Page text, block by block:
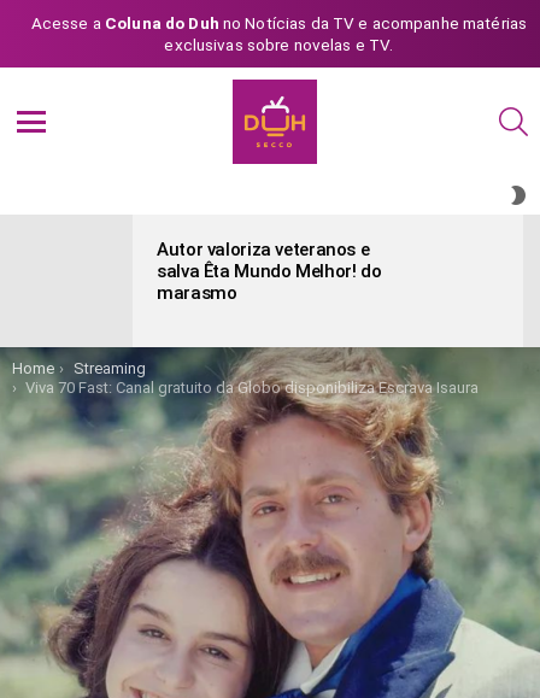
Acesse a Coluna do Duh no Notícias da TV e acompanhe matérias
exclusivas sobre novelas e TV.
Autor valoriza veteranos e
salva Êta Mundo Melhor! do
marasmo
You are here:
Home
Streaming
Viva 70 Fast: Canal gratuito da Globo disponibiliza Escrava Isaura